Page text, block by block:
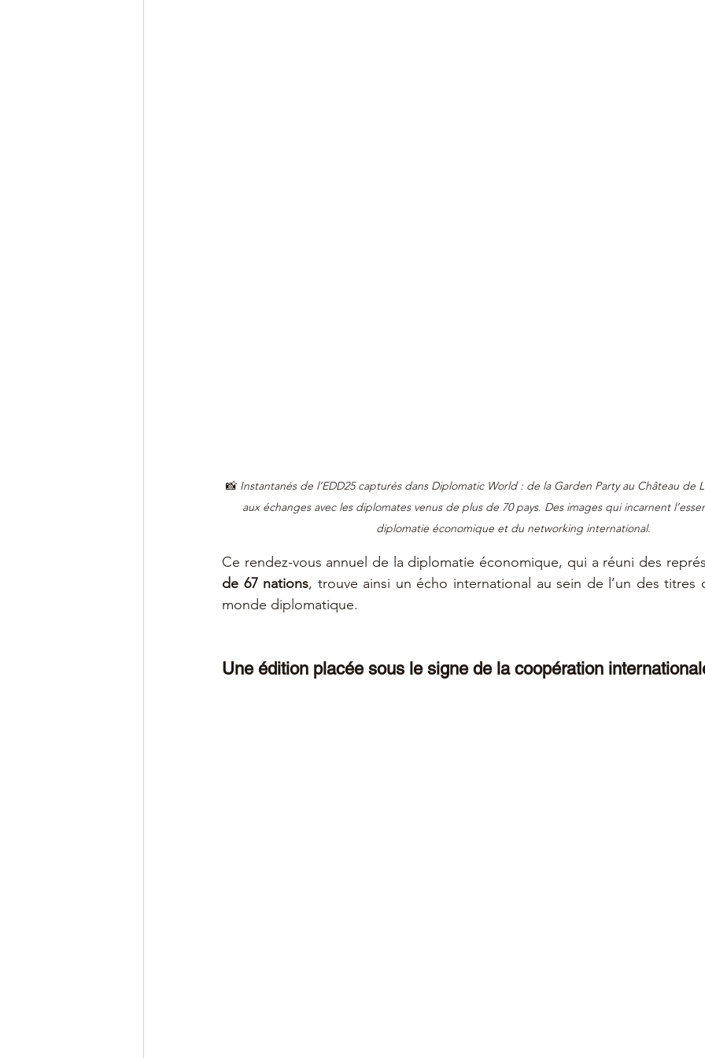
📸 Instantanés de l’EDD25 capturés dans Diplomatic World : de la Garden Party au Château de
aux échanges avec les diplomates venus de plus de 70 pays. Des images qui incarnent
diplomatie économique et du networking international.
Ce rendez-vous annuel de la diplomatie économique, qui a réuni des
de 67 nations, trouve ainsi un écho international au sein de l’un des titres
monde diplomatique.
Une édition placée sous le signe de la coopération